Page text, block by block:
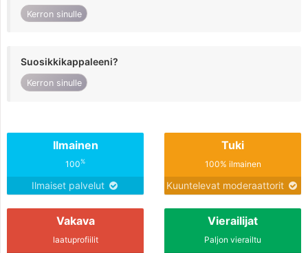
Kerron sinulle
Suosikkikappaleeni?
Kerron sinulle
Ilmainen
100%
Ilmaiset palvelut
Tuki
100% ilmainen
Kuuntelevat moderaattorit
Vakava
laatuprofiilit
Vierailijat
Paljon vierailtu